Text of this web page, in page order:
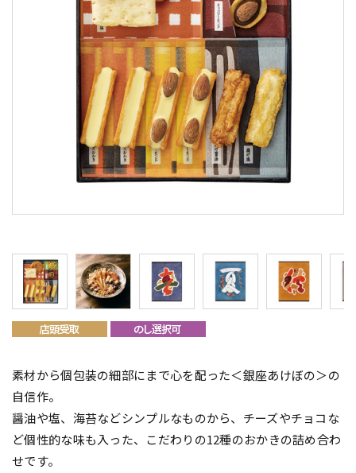
素材から個包装の細部にまで心を配った＜銀座あけぼの＞の
自信作。
醤油や塩、海苔などシンプルなものから、チーズやチョコな
ど個性的な味も入った、こだわりの12種のおかきの詰め合わ
せです。